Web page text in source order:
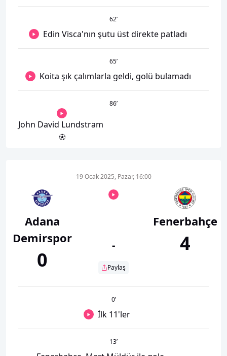
62’
Edin Visca'nın şutu üst direkte patladı
65’
Koita şık çalımlarla geldi, golü bulamadı
86’
John David Lundstram
Adana
Demirspor
0
19 Ocak 2025, Pazar, 16:00
-
Paylaş
Fenerbahçe
4
0’
İlk 11'ler
13’